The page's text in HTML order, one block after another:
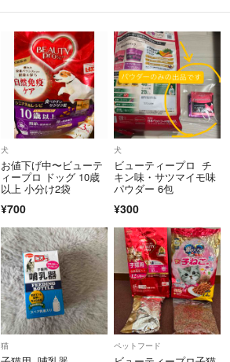
犬
お値下げ中〜ビューテ
ィープロ ドッグ 10歳
以上 小分け2袋
¥700
犬
ビューティープロ チ
キン味・サツマイモ味
パウダー 6包
¥300
猫 ペットフード